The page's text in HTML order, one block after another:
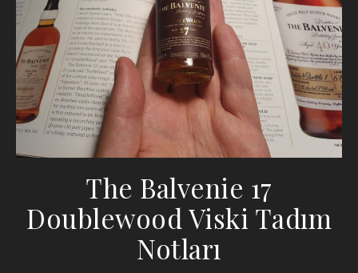
The Balvenie 17
Doublewood Viski Tadım
Notları